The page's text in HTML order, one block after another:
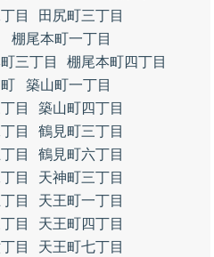
目
田尻町三丁目
棚尾本町一丁目
三丁目
棚尾本町四丁目
築山町一丁目
目
築山町四丁目
目
鶴見町三丁目
目
鶴見町六丁目
目
天神町三丁目
目
天王町一丁目
目
天王町四丁目
目
天王町七丁目